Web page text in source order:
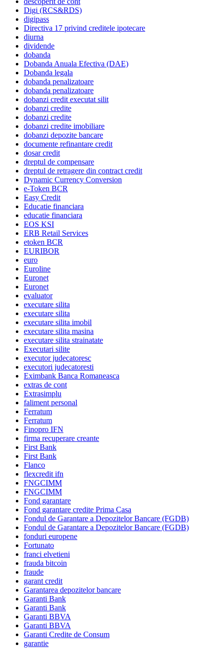
Digi (RCS&RDS)
digipass
Directiva 17 privind creditele ipotecare
diurna
dividende
dobanda
Dobanda Anuala Efectiva (DAE)
Dobanda legala
dobanda penalizatoare
dobanda penalizatoare
dobanzi credit executat silit
dobanzi credite
dobanzi credite
dobanzi credite imobiliare
dobanzi depozite bancare
documente refinantare credit
dosar credit
dreptul de compensare
dreptul de retragere din contract credit
Dynamic Currency Conversion
e-Token BCR
Easy Credit
Educatie financiara
educatie financiara
EOS KSI
ERB Retail Services
etoken BCR
EURIBOR
euro
Euroline
Euronet
Euronet
evaluator
executare silita
executare silita
executare silita imobil
executare silita masina
executare silita strainatate
Executari silite
executor judecatoresc
executori judecatoresti
Eximbank Banca Romaneasca
extras de cont
Extrasimplu
faliment personal
Ferratum
Ferratum
Finopro IFN
firma recuperare creante
First Bank
First Bank
Flanco
flexcredit ifn
FNGCIMM
FNGCIMM
Fond garantare
Fond garantare credite Prima Casa
Fondul de Garantare a Depozitelor Bancare (FGDB)
Fondul de Garantare a Depozitelor Bancare (FGDB)
fonduri europene
Fortunato
franci elvetieni
frauda bitcoin
fraude
garant credit
Garantarea depozitelor bancare
Garanti Bank
Garanti Bank
Garanti BBVA
Garanti BBVA
Garanti Credite de Consum
garantie